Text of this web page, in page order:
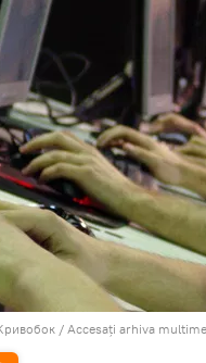
/ Accesați arhiva